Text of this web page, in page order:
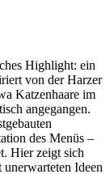
Highlight: ein
von der Harzer
Katzenhaare im
angegangen.
des Menüs –
Hier zeigt sich
Ideen